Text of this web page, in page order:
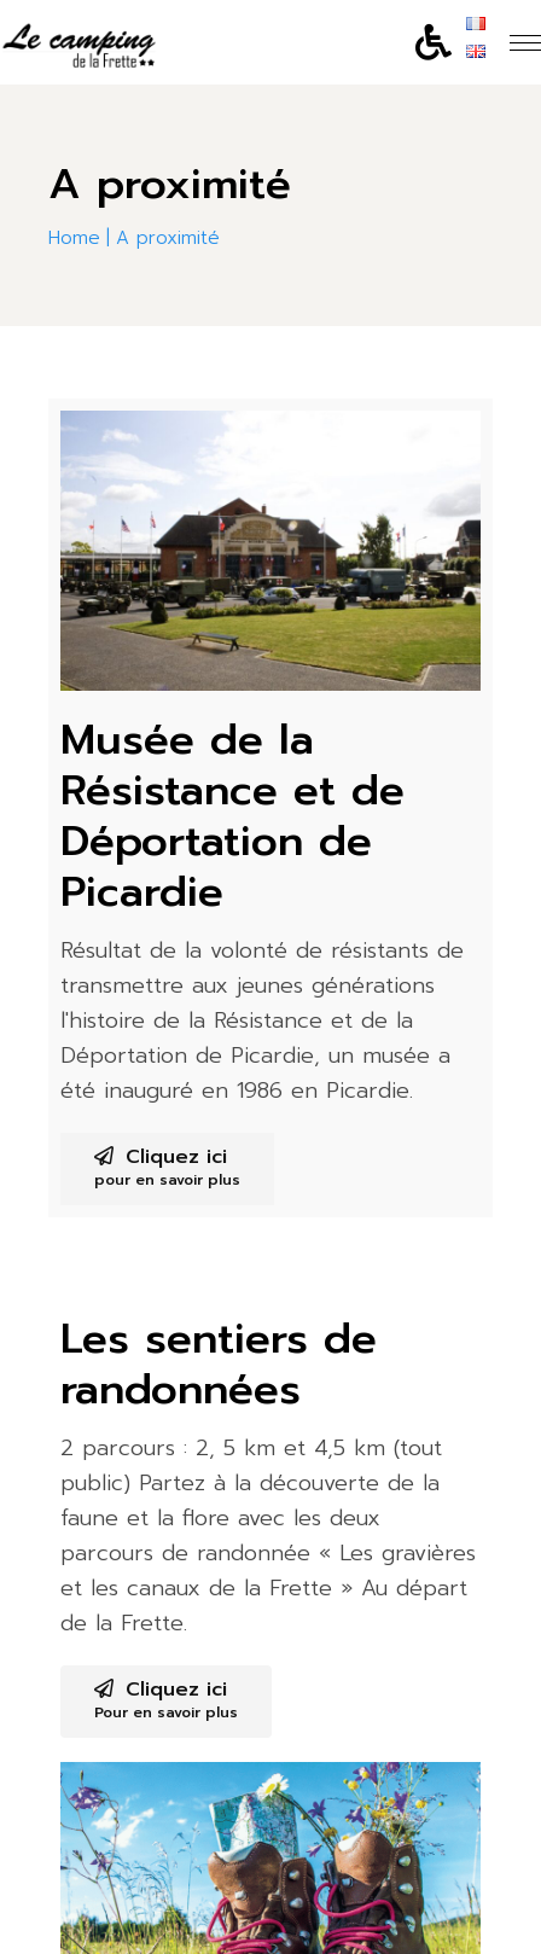
A proximité
Home A proximité
Musée de la
Résistance et de
Déportation de
Picardie
Résultat de la volonté de résistants de
transmettre aux jeunes générations
l'histoire de la Résistance et de la
Déportation de Picardie, un musée a
été inauguré en 1986 en Picardie.
Cliquez ici
pour en savoir plus
Les sentiers de
randonnées
2 parcours : 2, 5 km et 4,5 km (tout
public) Partez à la découverte de la
faune et la flore avec les deux
parcours de randonnée « Les gravières
et les canaux de la Frette » Au départ
de la Frette.
Cliquez ici
Pour en savoir plus